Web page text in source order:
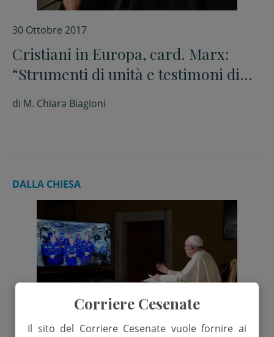
30 Ottobre 2017
Cristiani in Europa, card. Marx:
“Strumenti di unità e testimoni di
speranza”
di M. Chiara Biagioni
DALLA CHIESA
Corriere Cesenate
Il sito del Corriere Cesenate vuole fornire ai